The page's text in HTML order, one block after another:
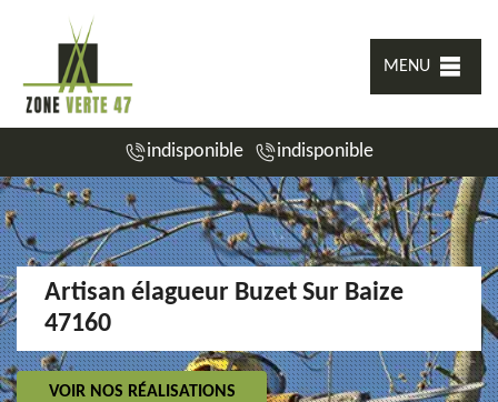
MENU
indisponible indisponible
Artisan élagueur Buzet Sur Baize
47160
VOIR NOS RÉALISATIONS